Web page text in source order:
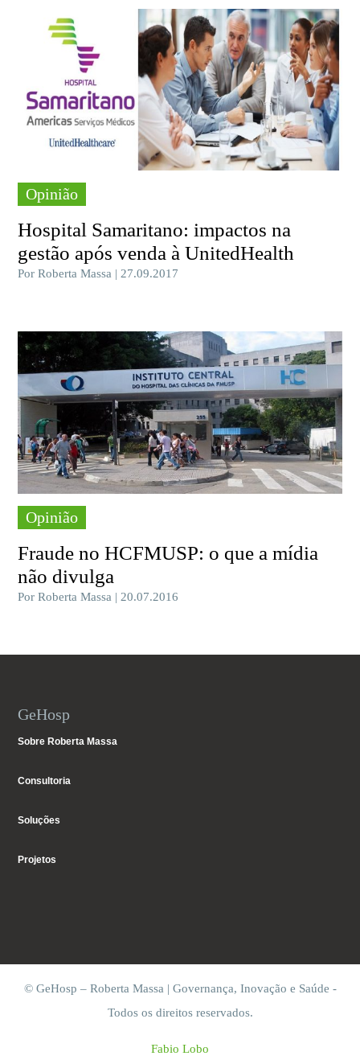
Opinião
Hospital Samaritano: impactos na
gestão após venda à UnitedHealth
Por Roberta Massa | 27.09.2017
Opinião
Fraude no HCFMUSP: o que a mídia
não divulga
Por Roberta Massa | 20.07.2016
GeHosp
Sobre Roberta Massa
Consultoria
Soluções
Projetos
© GeHosp – Roberta Massa | Governança, Inovação e Saúde -
Todos os direitos reservados.
Fabio Lobo